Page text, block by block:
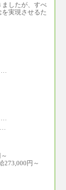
したが、すべ
実現させるた
円～